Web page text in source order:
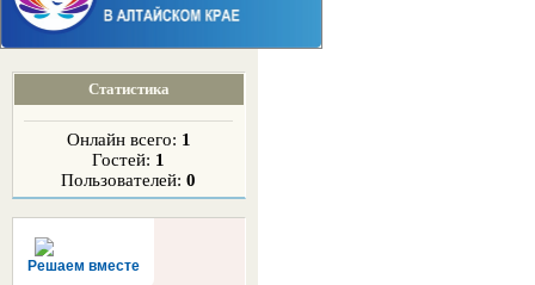
Статистика
Онлайн всего: 1
Гостей: 1
Пользователей:0
Решаем вместе